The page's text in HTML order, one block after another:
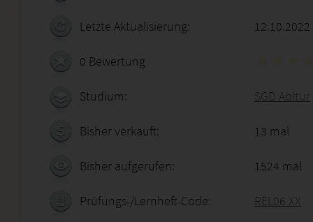
Letzte Aktualisierung: 12.10.2022
0 Bewertung
Studium: SGD Abitur
Bisher verkauft: 13 mal
Bisher aufgerufen: 1524 mal
Prüfungs-/Lernheft-Code: REL06 XX